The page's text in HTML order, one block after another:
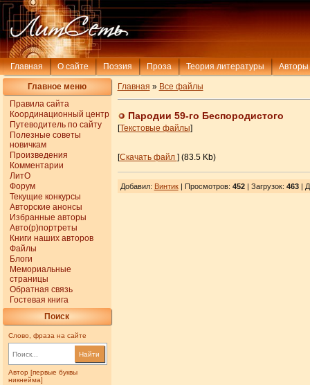
Главная О сайте Поэзия Проза Теория литературы Авторы
Главное меню
Правила сайта
Координационный центр
Путеводитель по сайту
Полезные советы
новичкам
Произведения
Комментарии
ЛитО
Форум
Текущие конкурсы
Авторские анонсы
Избранные авторы
Авто(р)портреты
Книги наших авторов
Файлы
Блоги
Мемориальные
страницы
Обратная связь
Гостевая книга
Поиск
Слово, фраза на сайте
Найти
Автор [первые буквы
никнейма]
Главная » Все файлы
Пародии 59-го Беспородистого
[Текстовые файлы]
[Скачать файл ] (83.5 Kb)
Добавил: Винтик| Просмотров: 452| Загрузок: 463|